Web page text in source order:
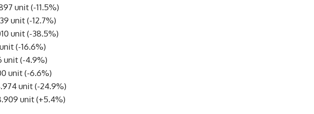
unit (-11.5%)
unit (-12.7%)
unit (-38.5%)
(-16.6%)
unit (-4.9%)
unit (-6.6%)
unit (-24.9%)
unit (+5.4%)